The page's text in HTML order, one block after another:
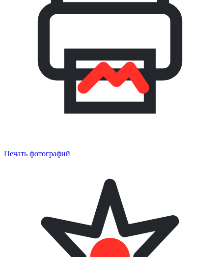
Печать фотографий